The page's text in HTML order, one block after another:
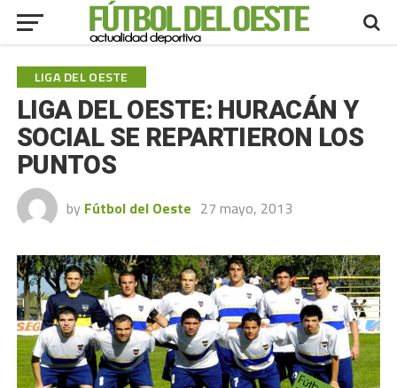
LIGA DEL OESTE
LIGA DEL OESTE: HURACÁN Y
SOCIAL SE REPARTIERON LOS
PUNTOS
by Fútbol del Oeste 27 mayo, 2013